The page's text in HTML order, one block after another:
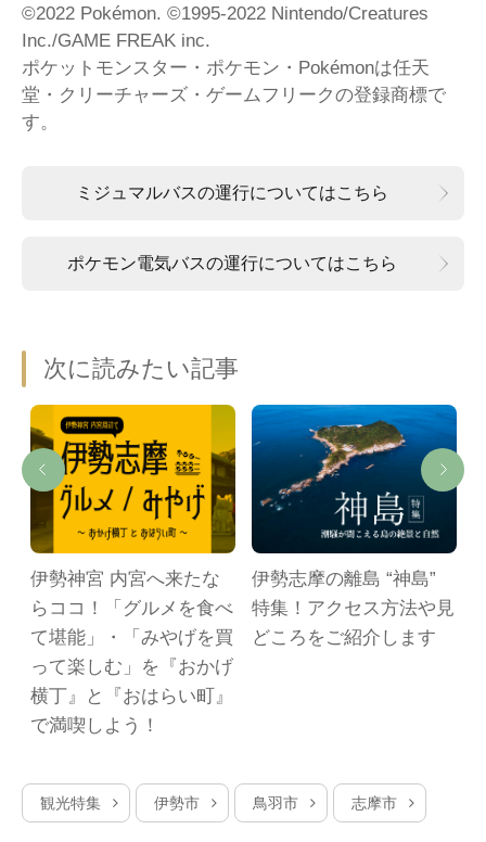
©2022 Pokémon. ©1995-2022 Nintendo/Creatures
Inc./GAME FREAK inc.
ポケットモンスター・ポケモン・Pokémonは任天
堂・クリーチャーズ・ゲームフリークの登録商標で
す。
ミジュマルバスの運行についてはこちら
ポケモン電気バスの運行についてはこちら
次に読みたい記事
伊勢神宮 内宮へ来たな
らココ！「グルメを食べ
て堪能」・「みやげを買
って楽しむ」を『おかげ
横丁』と『おはらい町』
で満喫しよう！
伊勢志摩の離島 “神島”
特集！アクセス方法や見
どころをご紹介します
観光特集 伊勢市 鳥羽市 志摩市